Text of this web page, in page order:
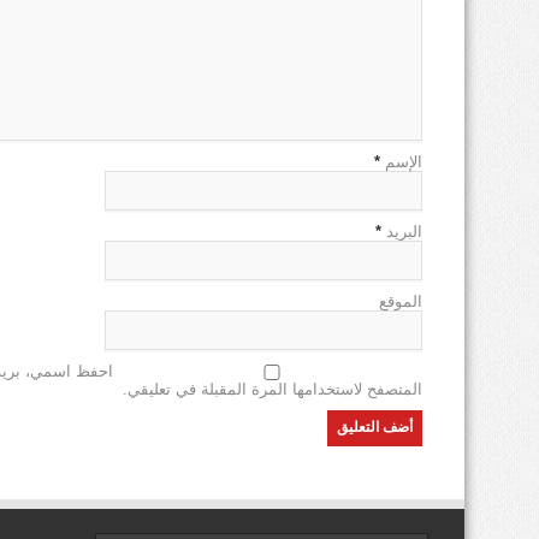
الإسم *
البريد *
الموقع
احفظ اسمي،
المتصفح لاستخدامها المرة المقبلة في تعليقي.